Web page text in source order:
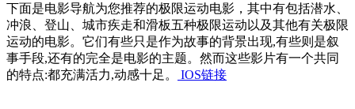
下面是电影导航为您推荐的极限运动电影，其中有包括潜水、
冲浪、登山、城市疾走和滑板五种极限运动以及其他有关极限
运动的电影。它们有些只是作为故事的背景出现,有些则是叙
事手段,还有的完全是电影的主题。然而这些影片有一个共同
的特点:都充满活力,动感十足。
IOS链接